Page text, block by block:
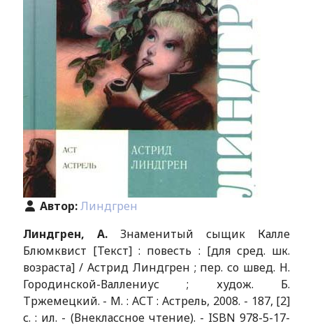
Автор:Линдгрен
Линдгрен, А. Знаменитый сыщик Калле
Блюмквист [Текст] : повесть : [для сред. шк.
возраста] / Астрид Линдгрен ; пер. со швед. Н.
Городинской-Валлениус ; худож. Б.
Тржемецкий. - М. : АСТ : Астрель, 2008. - 187, [2]
с. : ил. - (Внеклассное чтение). - ISBN 978-5-17-